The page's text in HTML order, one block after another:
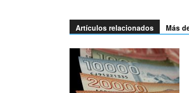
Artículos relacionados Más